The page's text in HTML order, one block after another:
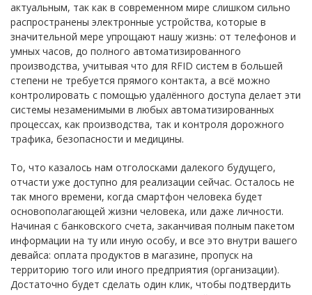
актуальным, так как в современном мире слишком сильно
распространены электронные устройства, которые в
значительной мере упрощают нашу жизнь: от телефонов и
умных часов, до полного автоматизированного
производства, учитывая что для RFID систем в большей
степени не требуется прямого контакта, а всё можно
контролировать с помощью удалённого доступа делает эти
системы незаменимыми в любых автоматизированных
процессах, как производства, так и контроля дорожного
трафика, безопасности и медицины.
То, что казалось нам отголосками далекого будущего,
отчасти уже доступно для реализации сейчас. Осталось не
так много времени, когда смартфон человека будет
основополагающей жизни человека, или даже личности.
Начиная с банковского счета, заканчивая полным пакетом
информации на ту или иную особу, и все это внутри вашего
девайса: оплата продуктов в магазине, пропуск на
территорию того или иного предприятия (организации).
Достаточно будет сделать один клик, чтобы подтвердить